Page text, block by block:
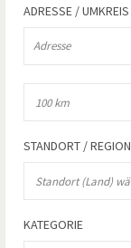
ADRESSE / UMKREIS
STANDORT / REGION
KATEGORIE